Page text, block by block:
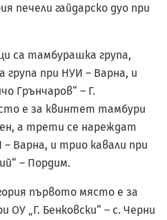
печели гайдарско дуо при
са тамбурашка група,
група при НУИ – Варна, и
Грънчаров“ – Г.
е за квинтет тамбури
а трети се нареждат
Варна, и трио кавали при
– Пордим.
първото място е за
ОУ „Г. Бенковски“ – с. Черни